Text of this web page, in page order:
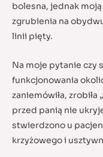
bolesna, jednak
zgrubienia na
linii pięty.
Na moje pytanie czy
funkcjonowania
zaniemówiła, zrobiła
przed panią nie
stwierdzono u
krzyżowego i